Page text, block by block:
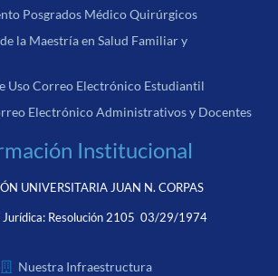
Posgrados Médico Quirúrgicos
la Maestría en Salud Familiar y
Uso Correo Electrónico Estudiantil
Electrónico Administrativos y Docentes
Institucional
UNIVERSITARIA JUAN N. CORPAS
Resolución 2105 03/29/1974
Nuestra Infraestructura